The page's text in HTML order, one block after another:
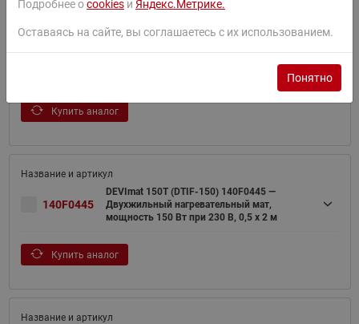
Купить аналог
140F0445
DEVImat 150T (DTIF-150) 140F0445 —
Двухжильный нагревательный мат,
мощность 150 Вт при 230 В, 0,5 х 2 м
Купить аналог
Подробнее оcookies и Яндекс.Метрике.
Оставаясь на сайте, вы соглашаетесь с их использованием.
Понятно